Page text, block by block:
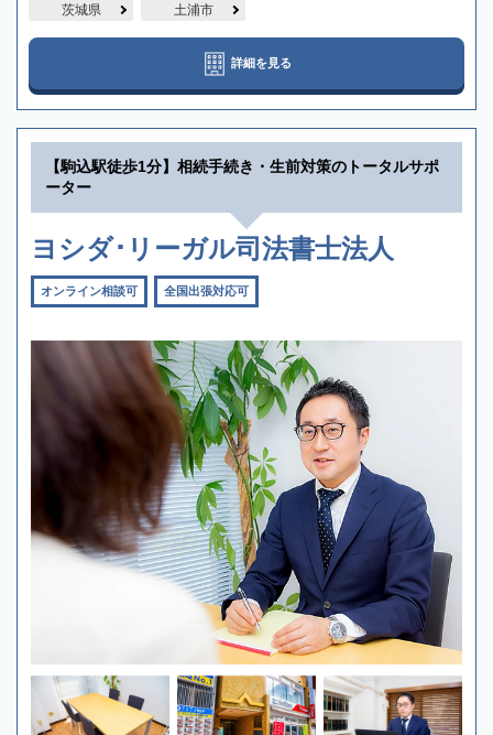
茨城県 土浦市
詳細を見る
【駒込駅徒歩1分】相続手続き・生前対策のトータルサポ
ーター
ヨシダ･リーガル司法書士法人
オンライン相談可 全国出張対応可